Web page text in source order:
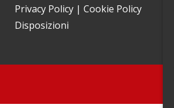
Privacy Policy | Cookie Policy
Disposizioni